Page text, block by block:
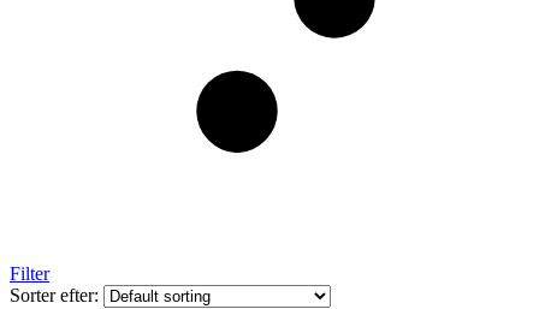
Filter
Sorter efter: